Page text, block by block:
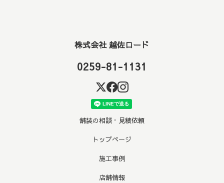
株式会社 越佐ロード
0259-81-1131
舗装の相談・見積依頼
トップページ
施工事例
店舗情報